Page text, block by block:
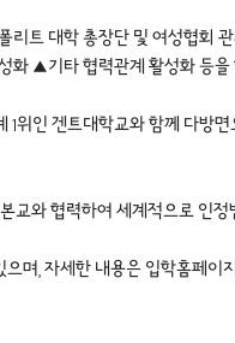
리트 대학 총장단 및 여성협
화 ▲기타 협력관계 활성화 등
1위인 겐트대학교와 함께 다
교와 협력하여 세계적으로 인
, 자세한 내용은 입학홈페이